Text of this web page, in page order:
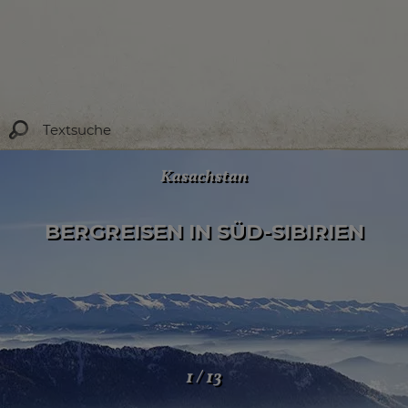
Marokko
HOHER ATLAS UND SAHARA-WÜSTE
2 / 13